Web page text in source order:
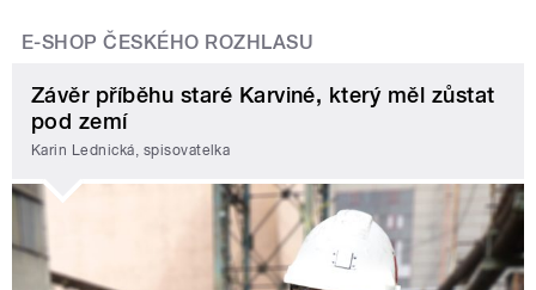
E-SHOP ČESKÉHO ROZHLASU
Závěr příběhu staré Karviné, který měl zůstat
pod zemí
Karin Lednická, spisovatelka